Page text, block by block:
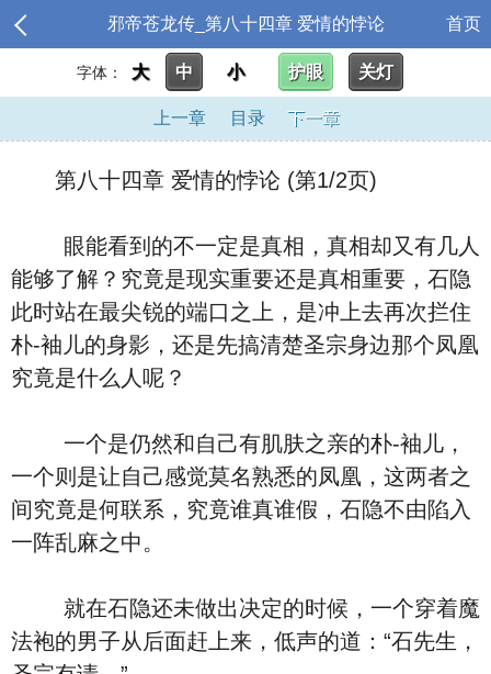
邪帝苍龙传_第八十四章 爱情的悖论 首页
字体： 大 中 小 护眼 关灯
上一章 目录 下一章
第八十四章 爱情的悖论 (第1/2页)
眼能看到的不一定是真相，真相却又有几人
能够了解？究竟是现实重要还是真相重要，石隐
此时站在最尖锐的端口之上，是冲上去再次拦住
朴-袖儿的身影，还是先搞清楚圣宗身边那个凤凰
究竟是什么人呢？
一个是仍然和自己有肌肤之亲的朴-袖儿，
一个则是让自己感觉莫名熟悉的凤凰，这两者之
间究竟是何联系，究竟谁真谁假，石隐不由陷入
一阵乱麻之中。
就在石隐还未做出决定的时候，一个穿着魔
法袍的男子从后面赶上来，低声的道：“石先生，